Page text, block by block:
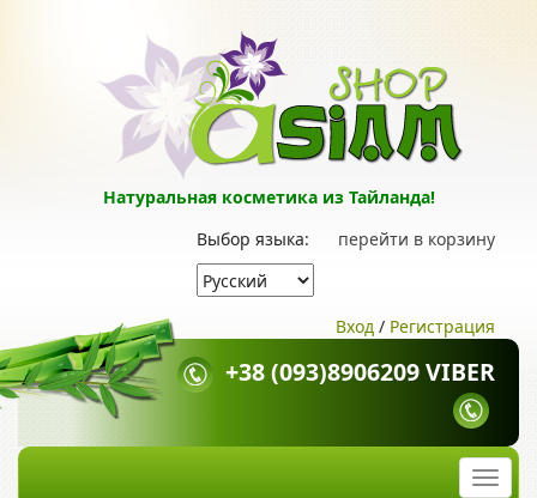
Натуральная косметика из Тайланда!
перейти в корзину
Выбор языка:
Вход / Регистрация
+38 (093)8906209 VIBER